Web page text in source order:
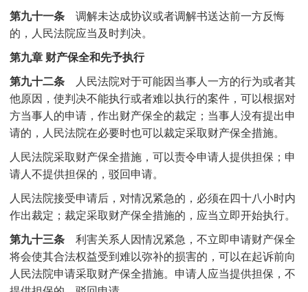
第九十一条调解未达成协议或者调解书送达前一方反悔
的，人民法院应当及时判决。
第九章 财产保全和先予执行
第九十二条 人民法院对于可能因当事人一方的行为或者其
他原因，使判决不能执行或者难以执行的案件，可以根据对
方当事人的申请，作出财产保全的裁定；当事人没有提出申
请的，人民法院在必要时也可以裁定采取财产保全措施。
人民法院采取财产保全措施，可以责令申请人提供担保；申
请人不提供担保的，驳回申请。
人民法院接受申请后，对情况紧急的，必须在四十八小时内
作出裁定；裁定采取财产保全措施的，应当立即开始执行。
第九十三条利害关系人因情况紧急，不立即申请财产保全
将会使其合法权益受到难以弥补的损害的，可以在起诉前向
人民法院申请采取财产保全措施。申请人应当提供担保，不